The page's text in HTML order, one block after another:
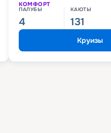
КОМФОРТ
ПАЛУБЫ
4
КАЮТЫ
131
Круизы